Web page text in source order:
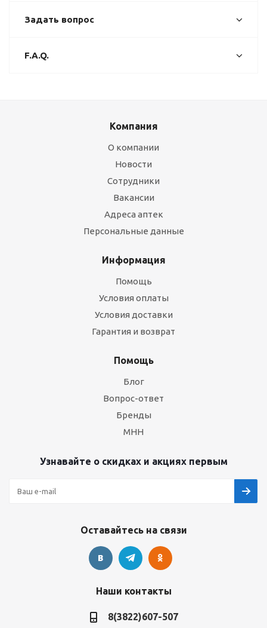
Задать вопрос
F.A.Q.
Компания
О компании
Новости
Сотрудники
Вакансии
Адреса аптек
Персональные данные
Информация
Помощь
Условия оплаты
Условия доставки
Гарантия и возврат
Помощь
Блог
Вопрос-ответ
Бренды
МНН
Узнавайте о скидках и акциях первым
Оставайтесь на связи
Наши контакты
8(3822)607-507